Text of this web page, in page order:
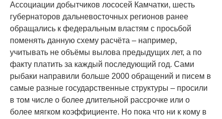
Ассоциации добытчиков лососей Камчатки, шесть
губернаторов дальневосточных регионов ранее
обращались к федеральным властям с просьбой
поменять данную схему расчёта – например,
учитывать не объёмы вылова предыдущих лет, а по
факту платить за каждый последующий год. Сами
рыбаки направили больше 2000 обращений и писем в
самые разные государственные структуры – просили
в том числе о более длительной рассрочке или о
более мягком коэффициенте. Но пока что ни к кому в